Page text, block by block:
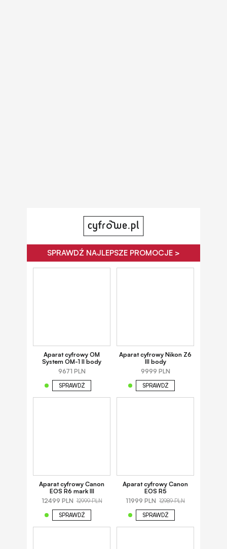
SPRAWDŹ NAJLEPSZE PROMOCJE >
Aparat cyfrowy OM
System OM-1 II body
9671 PLN
SPRAWDŹ
Aparat cyfrowy Nikon Z6
III body
9999 PLN
SPRAWDŹ
Aparat cyfrowy Canon
EOS R6 mark III
12499 PLN 12999 PLN
SPRAWDŹ
Aparat cyfrowy Canon
EOS R5
11999 PLN 12989 PLN
SPRAWDŹ